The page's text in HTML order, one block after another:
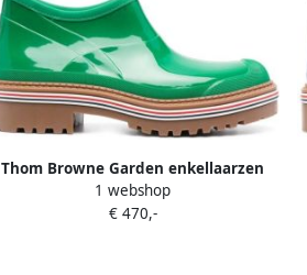
Thom Browne Garden enkellaarzen
Groen
1 webshop
€ 470,-